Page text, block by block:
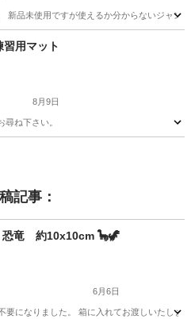
新品未使用ですが使えるか分からないジャ
の他 ハイネケン
習用マット
8月9日
尋ね下さい。
記事：
竜 約10x10cm 🦕🦖
6月6日
要になりました。 箱に入れてお渡しいたし